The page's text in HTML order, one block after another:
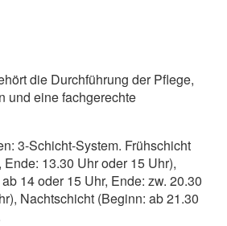
die Durchführung der Pflege,
und eine fachgerechte
3-Schicht-System. Frühschicht
13.30 Uhr oder 15 Uhr),
14 oder 15 Uhr, Ende: zw. 20.30
Nachtschicht (Beginn: ab 21.30